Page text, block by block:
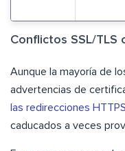
Conflictos SSL/TLS
Aunque la mayoría de
advertencias de
las redirecciones HTTPS
caducados a veces